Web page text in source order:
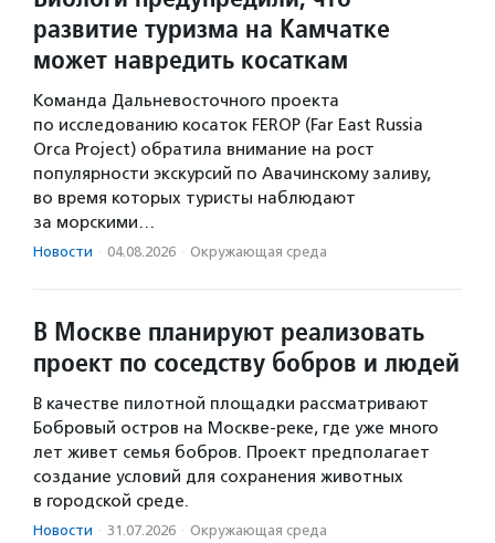
развитие туризма на Камчатке
может навредить косаткам
Команда Дальневосточного проекта
по исследованию косаток FEROP (Far East Russia
Orca Project) обратила внимание на рост
популярности экскурсий по Авачинскому заливу,
во время которых туристы наблюдают
за морскими…
Новости · 04.08.2026 · Окружающая среда
В Москве планируют реализовать
проект по соседству бобров и людей
В качестве пилотной площадки рассматривают
Бобровый остров на Москве-реке, где уже много
лет живет семья бобров. Проект предполагает
создание условий для сохранения животных
в городской среде.
Новости · 31.07.2026 · Окружающая среда